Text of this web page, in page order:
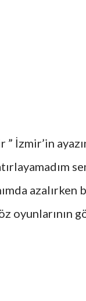
İzmir’in
azalırken
oyunlarının